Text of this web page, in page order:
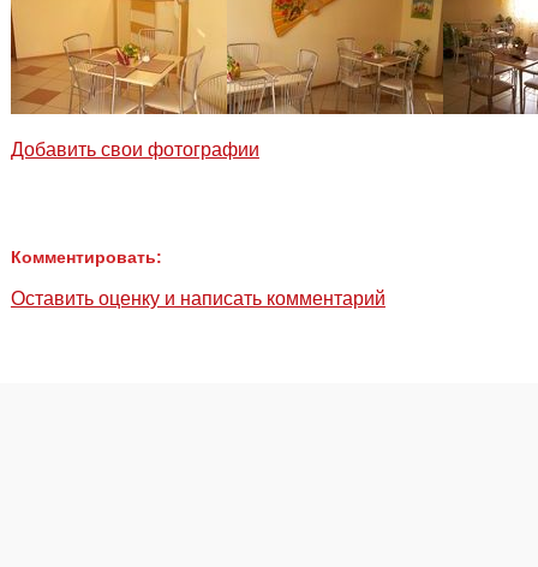
Добавить свои фотографии
Комментировать:
Оставить оценку и написать комментарий